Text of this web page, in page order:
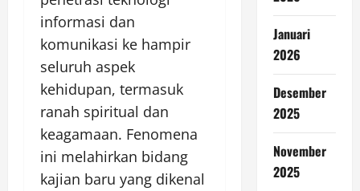
informasi dan
komunikasi ke hampir
seluruh aspek
kehidupan, termasuk
ranah spiritual dan
keagamaan. Fenomena
ini melahirkan bidang
kajian baru yang dikenal
Januari
2026
Desember
2025
November
2025